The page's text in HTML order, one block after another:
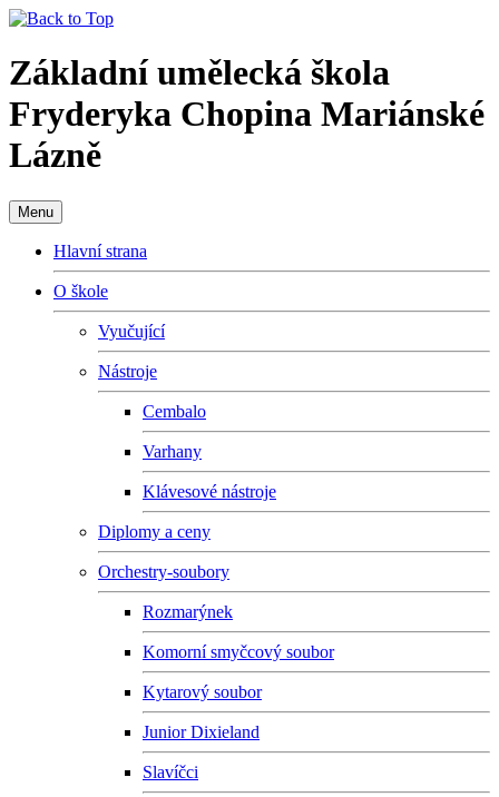
Základní umělecká škola
Fryderyka Chopina Mariánské
Lázně
Menu
Hlavní strana
O škole
Vyučující
Nástroje
Cembalo
Varhany
Klávesové nástroje
Diplomy a ceny
Orchestry-soubory
Rozmarýnek
Komorní smyčcový soubor
Kytarový soubor
Junior Dixieland
Slavíčci